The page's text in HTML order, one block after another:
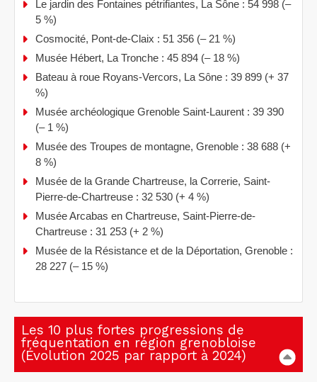
Le jardin des Fontaines pétrifiantes, La Sône : 54 998 (–
5 %)
Cosmocité, Pont-de-Claix : 51 356 (– 21 %)
Musée Hébert, La Tronche : 45 894 (– 18 %)
Bateau à roue Royans-Vercors, La Sône : 39 899 (+ 37
%)
Musée archéologique Grenoble Saint-Laurent : 39 390
(– 1 %)
Musée des Troupes de montagne, Grenoble : 38 688 (+
8 %)
Musée de la Grande Chartreuse, la Correrie, Saint-
Pierre-de-Chartreuse : 32 530 (+ 4 %)
Musée Arcabas en Chartreuse, Saint-Pierre-de-
Chartreuse : 31 253 (+ 2 %)
Musée de la Résistance et de la Déportation, Grenoble :
28 227 (– 15 %)
Les 10 plus fortes progressions de
fréquentation en région grenobloise
(Évolution 2025 par rapport à 2024)